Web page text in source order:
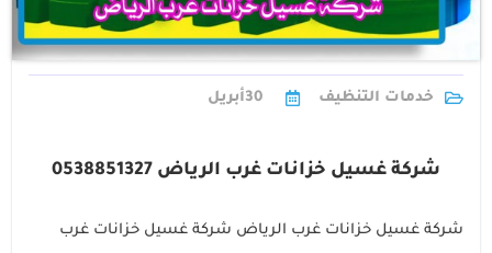
خدمات التنظيف 30أبريل
شركة غسيل خزانات غرب الرياض 0538851327
شركة غسيل خزانات غرب الرياض شركة غسيل خزانات غرب